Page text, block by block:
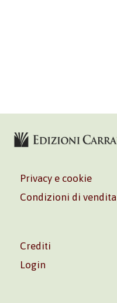
Privacy e cookie
Condizioni di vendita
Crediti
Login